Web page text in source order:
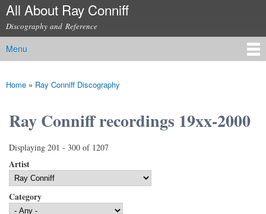
Skip to
content
All About Ray Conniff
Discography and Reference
Main menu
Menu
You are here
Home » Ray Conniff Discography
Ray Conniff recordings 19xx-2000
Displaying 201 - 300 of 1207
Artist
Category